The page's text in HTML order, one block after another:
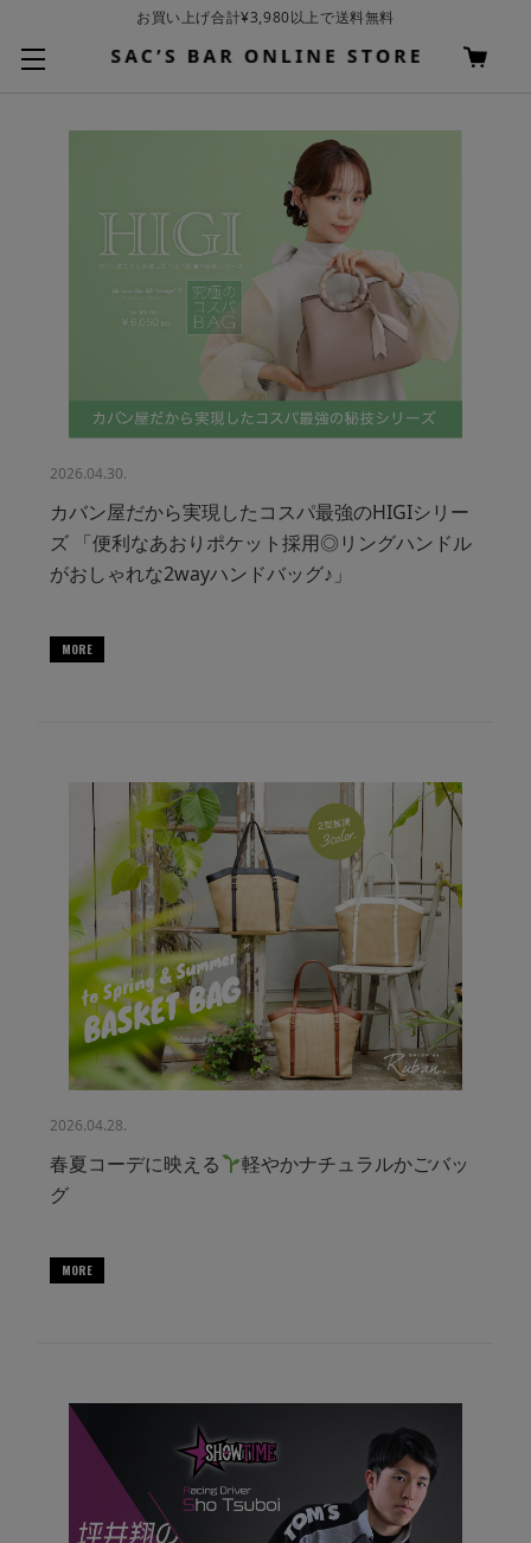
お買い上げ合計¥3,980以上で送料無料
2026.04.30.
カバン屋だから実現したコスパ最強のHIGIシリー
ズ 「便利なあおりポケット採用◎リングハンドル
がおしゃれな2wayハンドバッグ♪」
MORE
2026.04.28.
春夏コーデに映える
軽やかナチュラルかごバッ
グ
MORE